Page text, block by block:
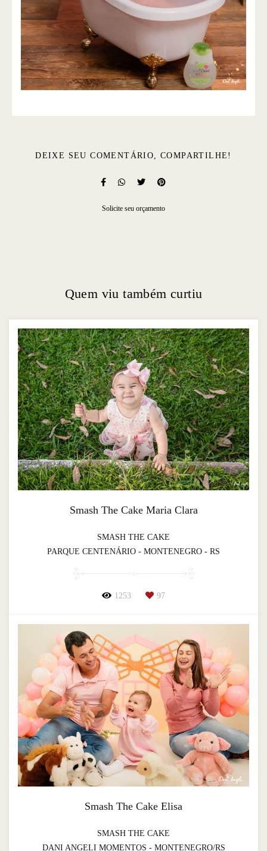
DEIXE SEU COMENTÁRIO, COMPARTILHE!
Solicite seu orçamento
Quem viu também curtiu
Smash The Cake Maria Clara
SMASH THE CAKE
PARQUE CENTENÁRIO - MONTENEGRO - RS
1253 97
Smash The Cake Elisa
SMASH THE CAKE
DANI ANGELI MOMENTOS - MONTENEGRO/RS